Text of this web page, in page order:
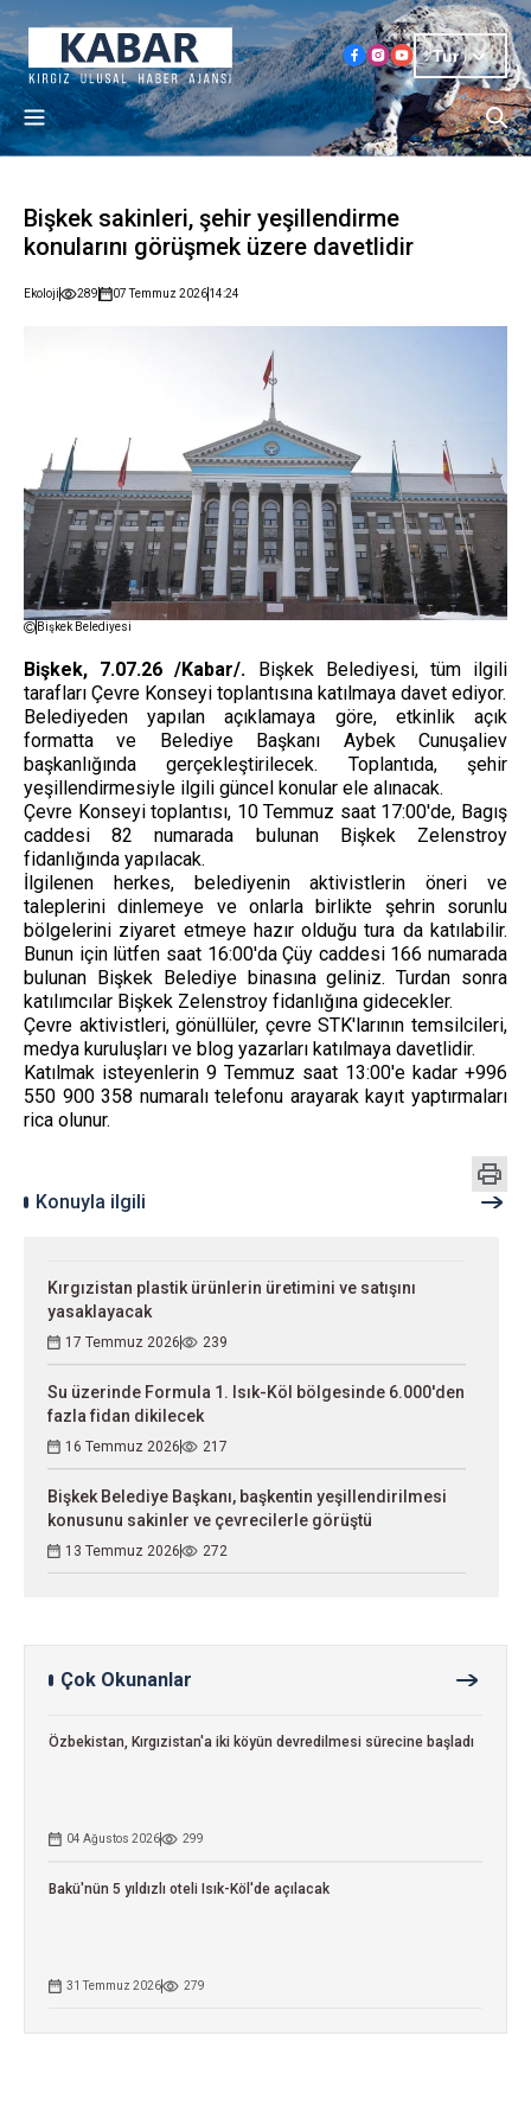
Tur
Bişkek sakinleri, şehir yeşillendirme
konularını görüşmek üzere davetlidir
Ekoloji 289 07 Temmuz 202614:24
Bişkek Belediyesi
Bişkek, 7.07.26 /Kabar/. Bişkek Belediyesi, tüm ilgili
tarafları Çevre Konseyi toplantısına katılmaya davet ediyor.
Belediyeden yapılan açıklamaya göre, etkinlik açık
formatta ve Belediye Başkanı Aybek Cunuşaliev
başkanlığında gerçekleştirilecek. Toplantıda, şehir
yeşillendirmesiyle ilgili güncel konular ele alınacak.
Çevre Konseyi toplantısı, 10 Temmuz saat 17:00'de, Bagış
caddesi 82 ​​numarada bulunan Bişkek Zelenstroy
fidanlığında yapılacak.
İlgilenen herkes, belediyenin aktivistlerin öneri ve
taleplerini dinlemeye ve onlarla birlikte şehrin sorunlu
bölgelerini ziyaret etmeye hazır olduğu tura da katılabilir.
Bunun için lütfen saat 16:00'da Çüy caddesi 166 numarada
bulunan Bişkek Belediye binasına geliniz. Turdan sonra
katılımcılar Bişkek Zelenstroy fidanlığına gidecekler.
Çevre aktivistleri, gönüllüler, çevre STK'larının temsilcileri,
medya kuruluşları ve blog yazarları katılmaya davetlidir.
Katılmak isteyenlerin 9 Temmuz saat 13:00'e kadar +996
550 900 358 numaralı telefonu arayarak kayıt yaptırmaları
rica olunur.
Konuyla ilgili
Kırgızistan plastik ürünlerin üretimini ve satışını
yasaklayacak
17 Temmuz 2026 239
Su üzerinde Formula 1. Isık-Köl bölgesinde 6.000'den
fazla fidan dikilecek
16 Temmuz 2026 217
Bişkek Belediye Başkanı, başkentin yeşillendirilmesi
konusunu sakinler ve çevrecilerle görüştü
13 Temmuz 2026 272
Çok Okunanlar
Özbekistan, Kırgızistan'a iki köyün devredilmesi sürecine başladı
04 Ağustos 2026 299
Bakü'nün 5 yıldızlı oteli Isık-Köl'de açılacak
31 Temmuz 2026 279